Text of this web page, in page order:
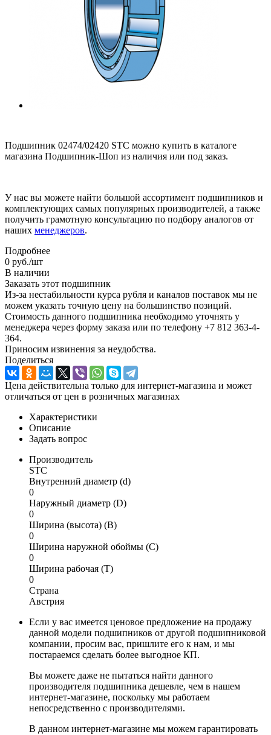
Подшипник 02474/02420 STC можно купить в каталоге
магазина Подшипник-Шоп из наличия или под заказ.
У нас вы можете найти большой ассортимент подшипников и
комплектующих самых популярных производителей, а также
получить грамотную консультацию по подбору аналогов от
наших менеджеров.
Подробнее
0 руб./шт
В наличии
Заказать этот подшипник
Из-за нестабильности курса рубля и каналов поставок мы не
можем указать точную цену на большинство позиций.
Стоимость данного подшипника необходимо уточнять у
менеджера через форму заказа или по телефону +7 812 363-4-
364.
Приносим извинения за неудобства.
Поделиться
Цена действительна только для интернет-магазина и может
отличаться от цен в розничных магазинах
Характеристики
Описание
Задать вопрос
Производитель
STC
Внутренний диаметр (d)
0
Наружный диаметр (D)
0
Ширина (высота) (B)
0
Ширина наружной обоймы (C)
0
Ширина рабочая (T)
0
Страна
Австрия
Если у вас имеется ценовое предложение на продажу
данной модели подшипников от другой подшипниковой
компании, просим вас, пришлите его к нам, и мы
постараемся сделать более выгодное КП.
Вы можете даже не пытаться найти данного
производителя подшипника дешевле, чем в нашем
интернет-магазине, поскольку мы работаем
непосредственно с производителями.
В данном интернет-магазине мы можем гарантировать